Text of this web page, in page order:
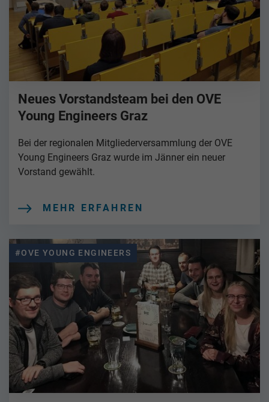
Neues Vorstandsteam bei den OVE
Young Engineers Graz
Bei der regionalen Mitgliederversammlung der OVE
Young Engineers Graz wurde im Jänner ein neuer
Vorstand gewählt.
MEHR ERFAHREN
#OVE YOUNG ENGINEERS